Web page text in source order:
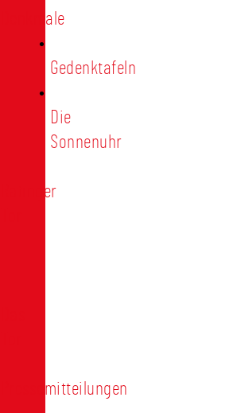
Denkmale
Gedenktafeln
Die
Sonnenuhr
Ratinger
Pressemitteilungen